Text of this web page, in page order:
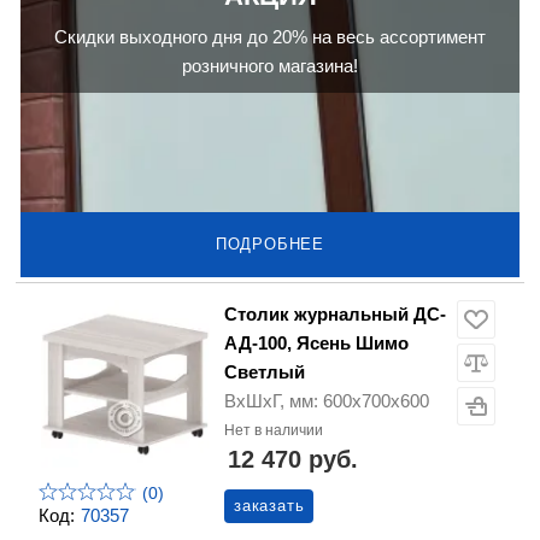
Скидки выходного дня до 20% на весь ассортимент
розничного магазина!
ПОДРОБНЕЕ
Код: 70357
(0)
Столик журнальный ДС-
АД-100, Ясень Шимо
Светлый
ВхШхГ, мм: 600х700х600
Нет в наличии
12 470 руб.
заказать